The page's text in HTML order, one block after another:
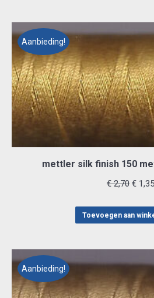
Aanbieding!
mettler silk finish 150
€2,70
was:
€ 1,35
Toevoegen aan
Aanbieding!